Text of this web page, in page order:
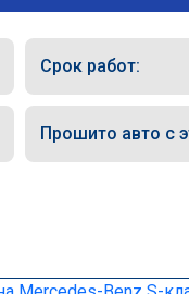
Срок работ:
Прошито авто с